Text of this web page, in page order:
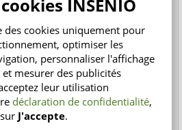
astérisque (*) sont
INSENIO
des cookies uniquement pour
optimiser les
personnaliser l'affichage
mesurer des publicités
leur utilisation
déclaration de confidentialité,
J'accepte.